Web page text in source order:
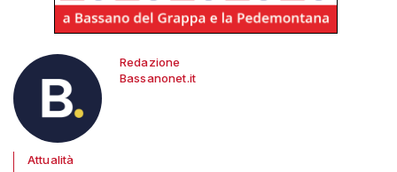
Redazione
Bassanonet.it
Attualità